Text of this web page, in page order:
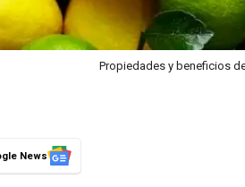
Propiedades y beneficios
News